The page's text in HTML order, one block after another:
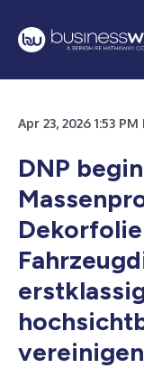
Apr 23, 2026 1:53
DNP
vereinigen